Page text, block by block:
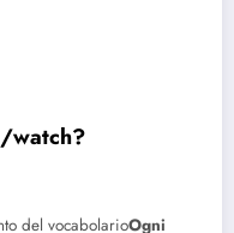
watch?
del vocabolarioOgni